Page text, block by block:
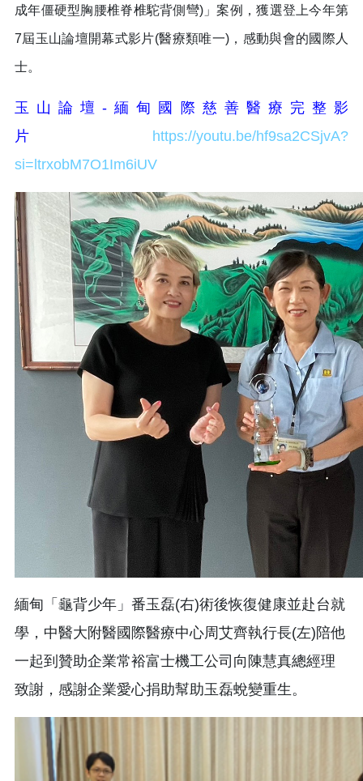
成年僵硬型胸腰椎脊椎駝背側彎)」案例，獲選登上今年第
7屆玉山論壇開幕式影片(醫療類唯一)，感動與會的國際人
士。
玉山論壇-緬甸國際慈善醫療完整影
片 https://youtu.be/hf9sa2CSjvA?
si=ltrxobM7O1Im6iUV
緬甸「龜背少年」番玉磊(右)術後恢復健康並赴台就
學，中醫大附醫國際醫療中心周艾齊執行長(左)陪他
一起到贊助企業常裕富士機工公司向陳慧真總經理
致謝，感謝企業愛心捐助幫助玉磊蛻變重生。